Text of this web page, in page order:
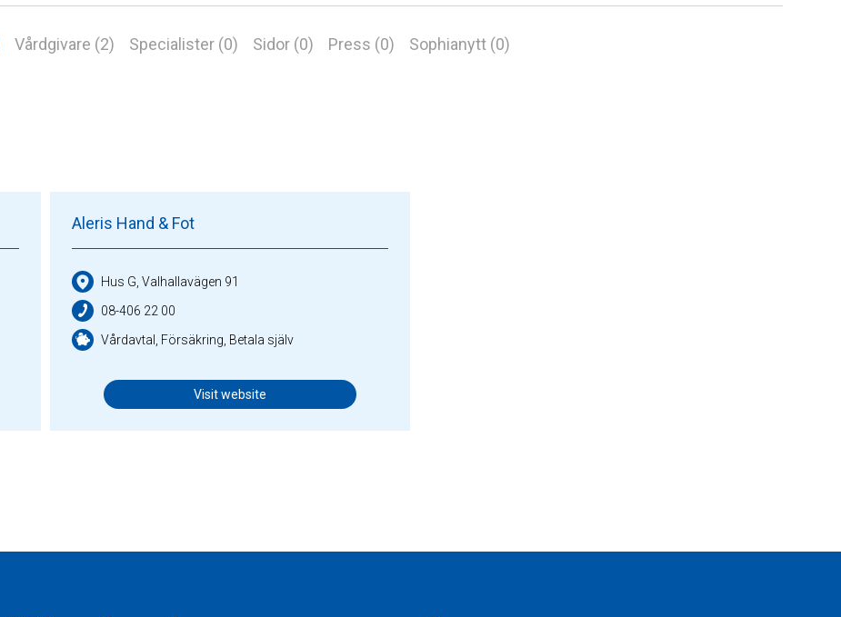
Vårdgivare (2) Specialister (0) Sidor (0) Press (0) Sophianytt (0)
Aleris Hand & Fot
Hus G, Valhallavägen 91
08-406 22 00
Vårdavtal, Försäkring, Betala själv
Visit website